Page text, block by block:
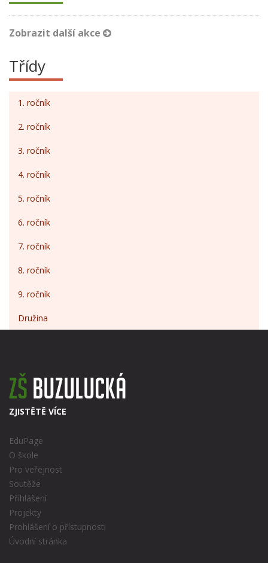
Zobrazit další akce
Třídy
1. ročník
2. ročník
3. ročník
4. ročník
5. ročník
6. ročník
7. ročník
8. ročník
9. ročník
Družina
ZJISTĚTĚ VÍCE
EduPage
O škole
Pro veřejnost
Soutěže
Přihlášení
Projekty
Prohlášení o přístupnosti
Úvodní stránka